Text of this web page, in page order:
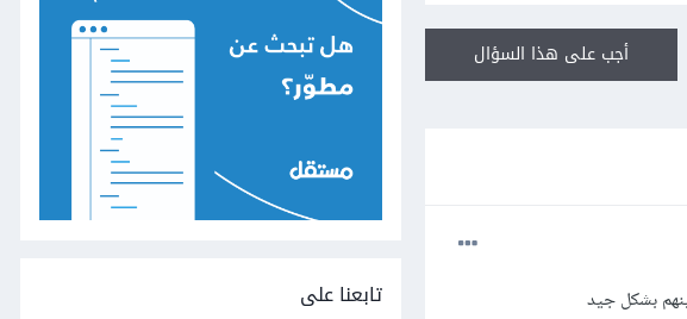
أجب على هذا السؤال
تابعنا على